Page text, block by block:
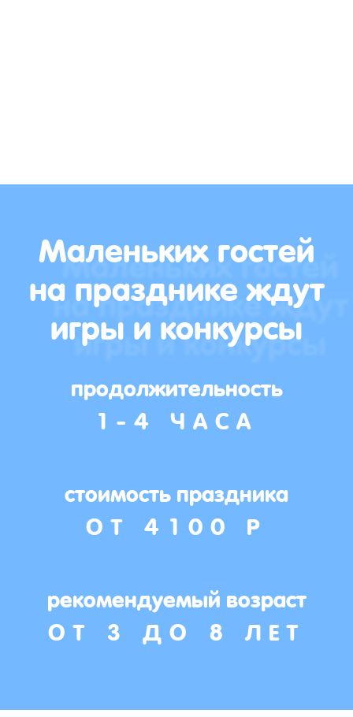
Маленьких гостей
на празднике ждут
игры и конкурсы
продолжительность
1-4 ЧАСА
стоимость праздника
ОТ 4100 Р
рекомендуемый возраст
ОТ 3 ДО 8 ЛЕТ